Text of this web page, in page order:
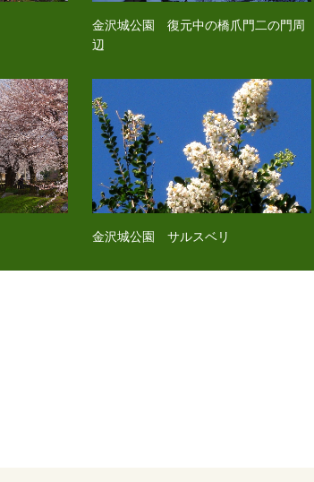
金沢城公園 復元中の橋爪門二の門周
辺
金沢城公園 サルスベリ